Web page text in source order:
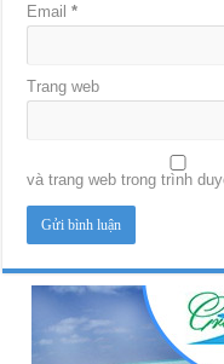
Email*
Trang web
và trang web trong trình